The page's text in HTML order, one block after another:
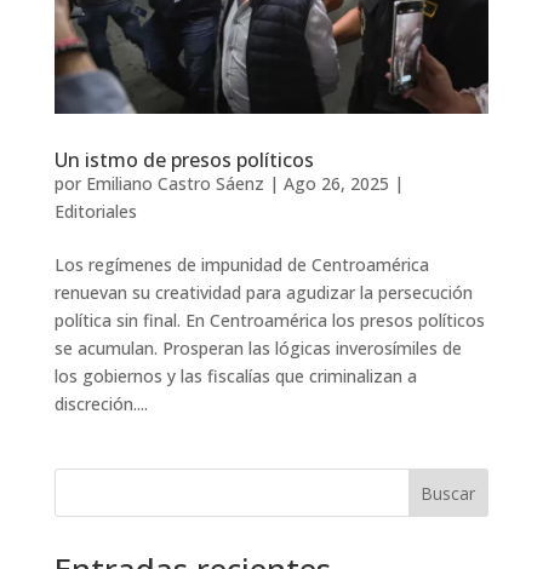
Un istmo de presos políticos
por Emiliano Castro Sáenz | Ago 26, 2025 |
Editoriales
Los regímenes de impunidad de Centroamérica
renuevan su creatividad para agudizar la persecución
política sin final. En Centroamérica los presos políticos
se acumulan. Prosperan las lógicas inverosímiles de
los gobiernos y las fiscalías que criminalizan a
discreción....
Buscar